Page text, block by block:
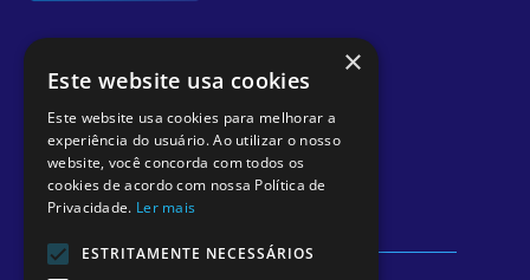
×
Este website usa cookies
Este website usa cookies para melhorar a
experiência do usuário. Ao utilizar o nosso
website, você concorda com todos os
cookies de acordo com nossa Política de
Privacidade. Ler mais
ESTRITAMENTE NECESSÁRIOS